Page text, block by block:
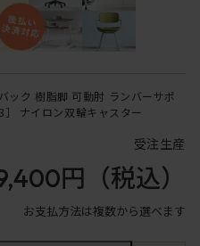
ック 樹脂脚 可動肘 ランバーサポ
ナイロン双輪キャスター
受注生産
円 （税込）
お支払方法は複数から選べます